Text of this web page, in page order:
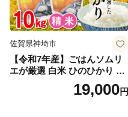
佐賀県神埼市
【令和7年産】ごはんソムリ
エが厳選 白米 ひのひかり 10
米 10kg 5kg×2 ひのひかり ブ
19,000円